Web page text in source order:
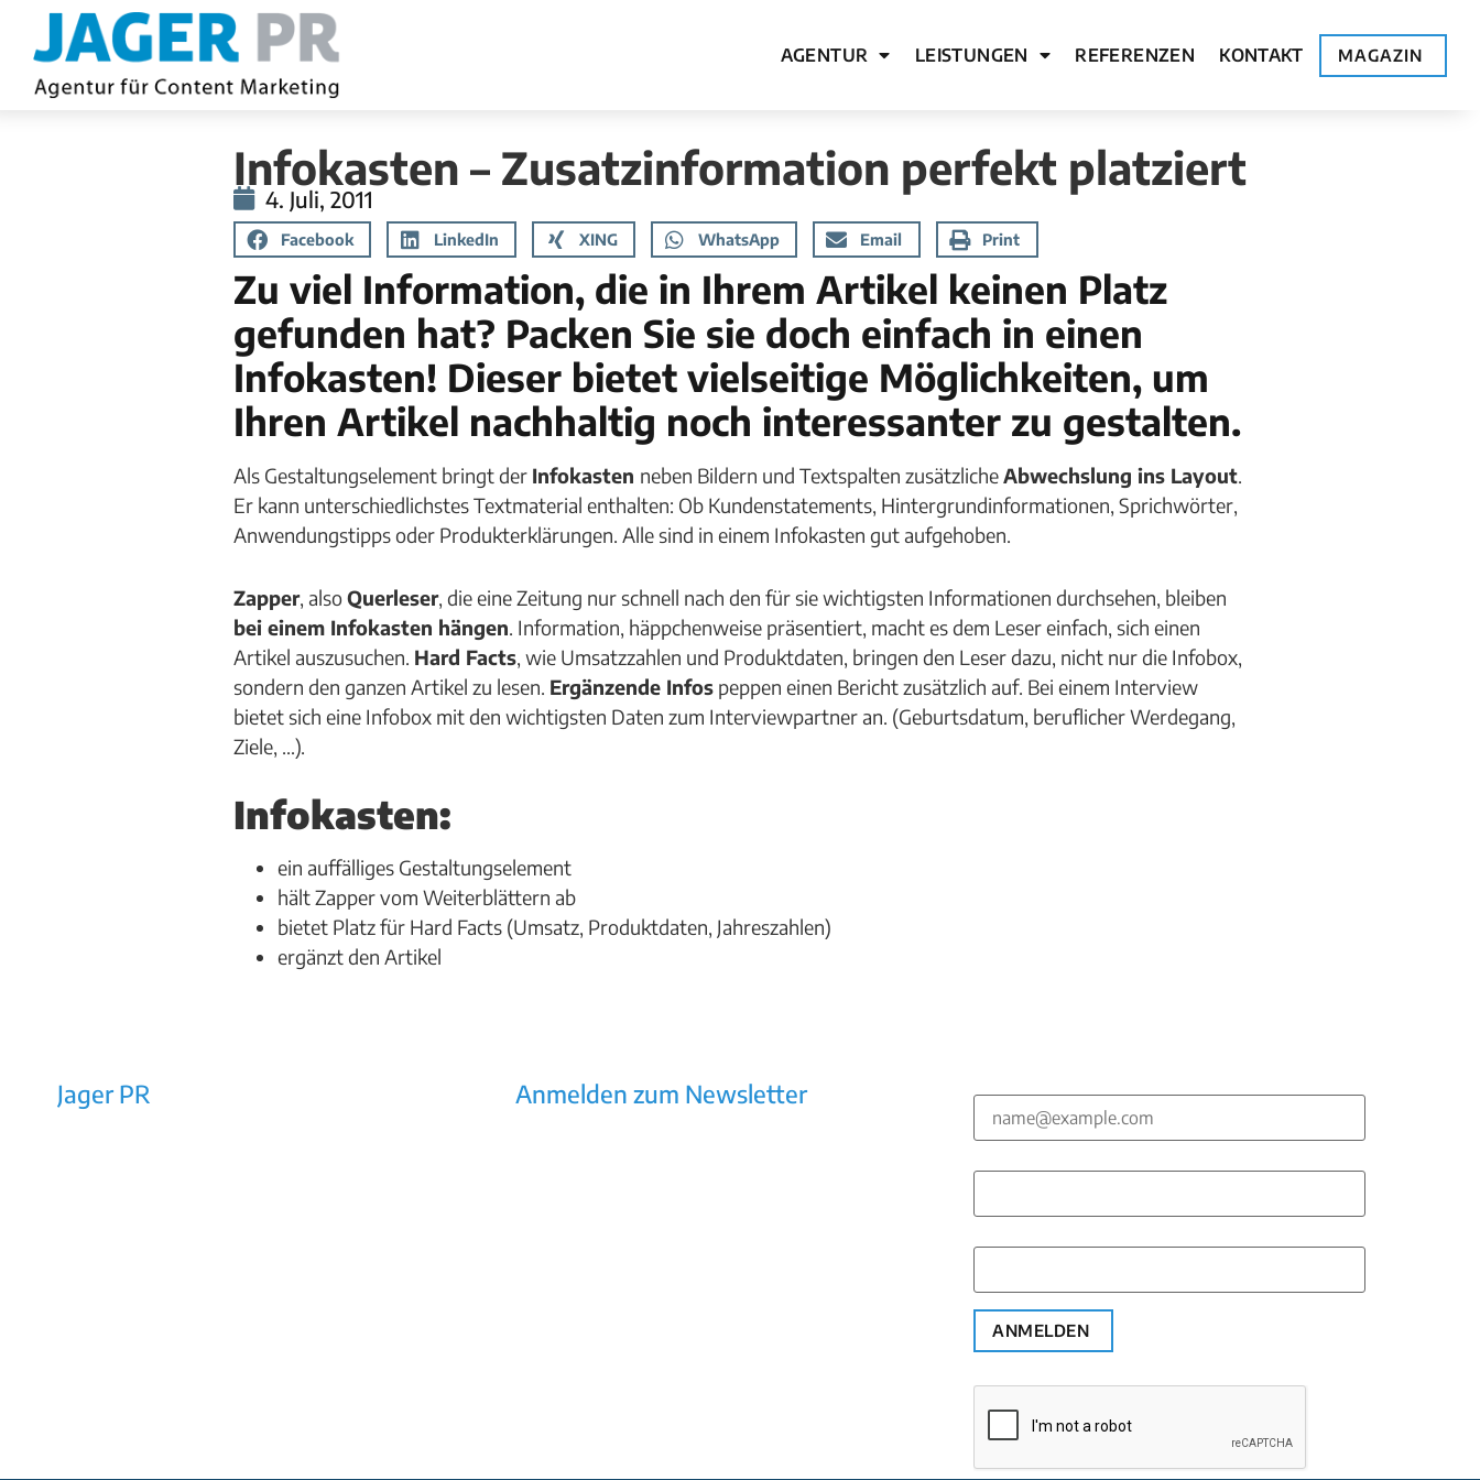
AGENTUR LEISTUNGEN REFERENZEN KONTAKT MAGAZIN
Infokasten – Zusatzinformation perfekt platziert
4. Juli, 2011
Facebook LinkedIn XING WhatsApp Email Print
Zu viel Information, die in Ihrem Artikel keinen Platz
gefunden hat? Packen Sie sie doch einfach in einen
Infokasten! Dieser bietet vielseitige Möglichkeiten, um
Ihren Artikel nachhaltig noch interessanter zu gestalten.
Als Gestaltungselement bringt der Infokasten neben Bildern und Textspalten zusätzliche Abwechslung ins Layout
Er kann unterschiedlichstes Textmaterial enthalten: Ob Kundenstatements, Hintergrundinformationen, Sprichwörter,
Anwendungstipps oder Produkterklärungen. Alle sind in einem Infokasten gut aufgehoben.
Zapper, alsoQuerleser, die eine Zeitung nur schnell nach den für sie wichtigsten Informationen durchsehen, bleiben
bei einem Infokasten hängen . Information, häppchenweise präsentiert, macht es dem Leser einfach, sich einen
Artikel auszusuchen. Hard Facts , wie Umsatzzahlen und Produktdaten, bringen den Leser dazu, nicht nur die Infobox,
sondern den ganzen Artikel zu lesen. Ergänzende Infos peppen einen Bericht zusätzlich auf. Bei einem Interview
bietet sich eine Infobox mit den wichtigsten Daten zum Interviewpartner an. (Geburtsdatum, beruflicher Werdegang,
Ziele, …).
Infokasten:
ein auffälliges Gestaltungselement
hält Zapper vom Weiterblättern ab
bietet Platz für Hard Facts (Umsatz, Produktdaten, Jahreszahlen)
ergänzt den Artikel
Jager PR Anmelden zum Newsletter
ANMELDEN